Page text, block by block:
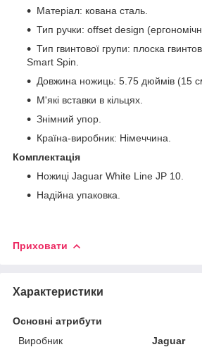
Матеріал: кована сталь.
Тип ручки: offset design
Тип гвинтової групи: плоска
Smart Spin.
Довжина ножиць: 5.75 дюймів (15
М'які вставки в кільцях.
Знімний упор.
Країна-виробник: Німеччина.
Комплектація
Ножиці Jaguar White Line JP 10.
Надійна упаковка.
Приховати
Характеристики
Основні атрибути
Виробник
Jaguar